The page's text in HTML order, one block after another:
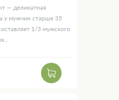
— деликатная
у мужчин старше 35
1/3 мужского